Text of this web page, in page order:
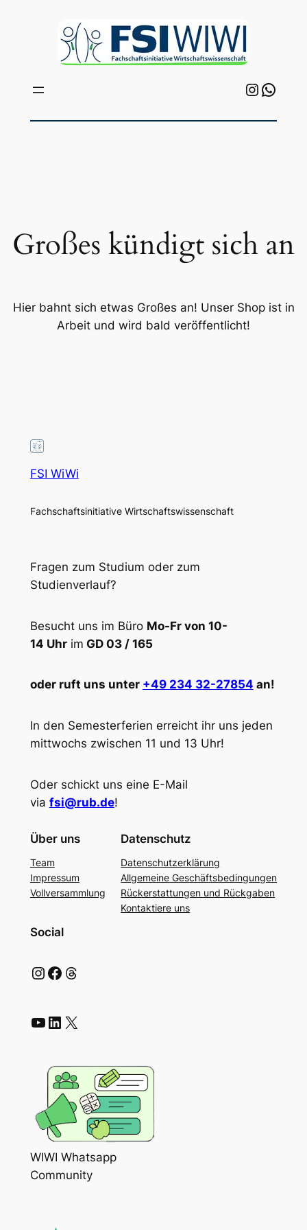
Großes kündigt sich an
Hier bahnt sich etwas Großes an! Unser Shop ist in
Arbeit und wird bald veröffentlicht!
FSI WiWi
Fachschaftsinitiative Wirtschaftswissenschaft
Fragen zum Studium oder zum
Studienverlauf?
Besucht uns im Büro Mo-Fr von 10-
14 Uhrim GD 03 / 165
oder ruft uns unter +49 234 32-27854 an!
In den Semesterferien erreicht ihr uns jeden
mittwochs zwischen 11 und 13 Uhr!
Oder schickt uns eine E-Mail
via fsi@rub.de!
Über uns
Team
Impressum
Vollversammlung
Datenschutz
Datenschutzerklärung
Allgemeine Geschäftsbedingungen
Rückerstattungen und Rückgaben
Kontaktiere uns
Social
Instagram Facebook Threads
YouTube LinkedIn X
WIWI Whatsapp
Community